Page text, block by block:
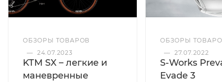
ОБЗОРЫ ТОВАРОВ
— 24.07.2023
KTM SX – легкие и
маневренные
ОБЗОРЫ
— 27.07.2022
S-Works
Evade 3